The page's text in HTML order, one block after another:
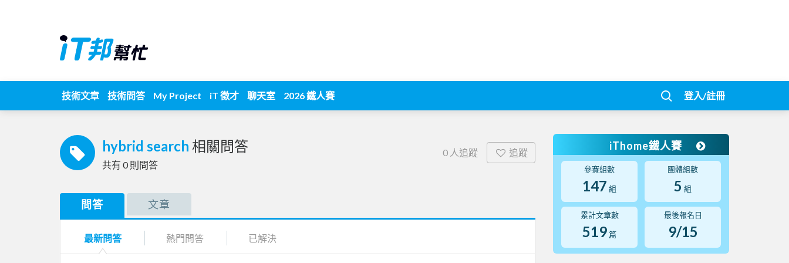
技術文章 技術問答 My Project iT 徵才 聊天室 2026 鐵人賽 登入/註冊
hybrid search 相關問答
共有 0則問答
0 人追蹤 追蹤
問答 文章
最新問答 熱門問答 已解決
iThome鐵人賽
參賽組數
147 組
團體組數
5 組
累計文章數
519 篇
最後報名日
9/15